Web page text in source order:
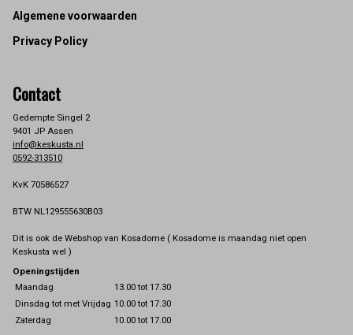
Footer
Algemene voorwaarden
Privacy Policy
Contact
Gedempte Singel 2
9401 JP Assen
info@keskusta.nl
0592-313510
KvK 70586527
BTW NL129555630B03
Dit is ook de Webshop van Kosadome ( Kosadome is maandag niet open
Keskusta wel )
Openingstijden
Maandag
13.00 tot 17.30
Dinsdag tot met Vrijdag 10.00 tot 17.30
Zaterdag
10.00 tot 17.00